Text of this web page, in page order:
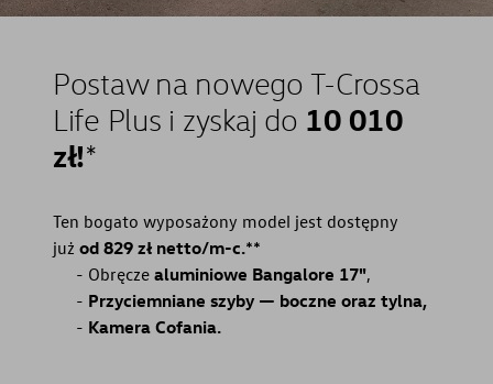
Postaw na nowego T-Crossa
Life Plus i zyskaj do 10 010
zł!⁠*
Ten bogato wyposażony model jest dostępny
już od 829 zł netto/m-c.⁠**
Obręcze aluminiowe Bangalore 17",
Przyciemniane szyby — boczne oraz tylna,
Kamera Cofania.